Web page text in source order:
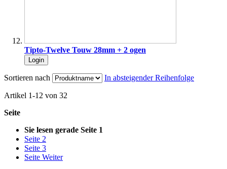
Tipto-Twelve Touw 28mm + 2 ogen
Login
Sortieren nach In absteigender Reihenfolge
Artikel 1-12 von 32
Seite
Sie lesen gerade Seite 1
Seite 2
Seite 3
Seite Weiter